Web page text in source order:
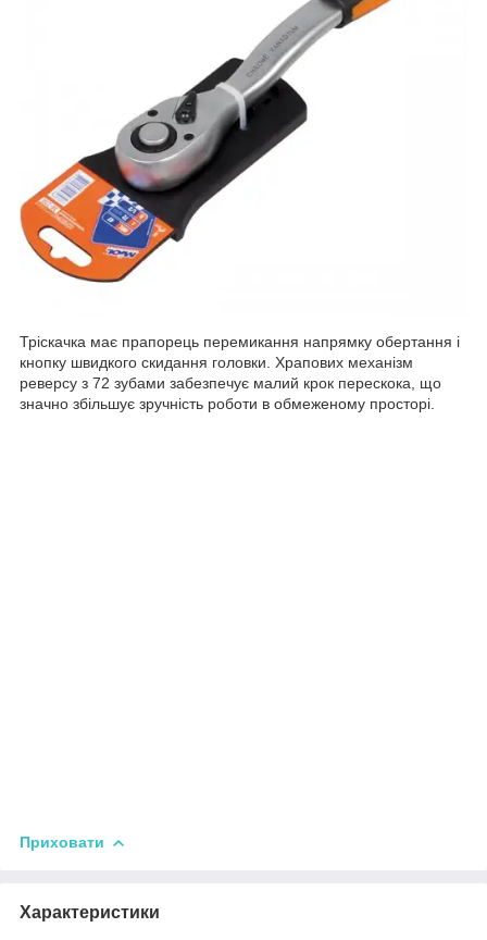
Тріскачка має прапорець перемикання напрямку обертання і
кнопку швидкого скидання головки. Храпових механізм
реверсу з 72 зубами забезпечує малий крок перескока, що
значно збільшує зручність роботи в обмеженому просторі.
Приховати
Характеристики